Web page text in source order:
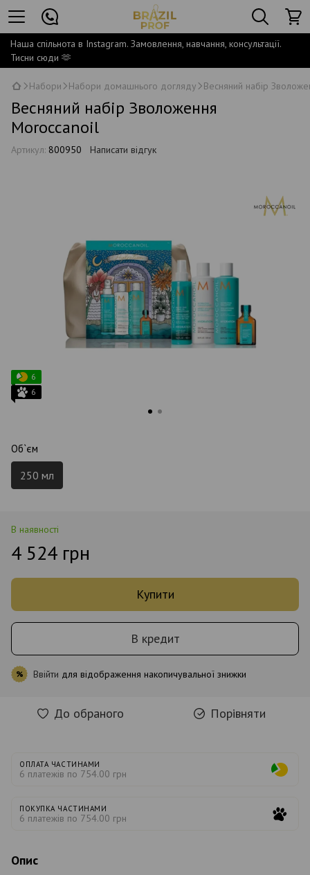
Наша спільнота в Instagram. Замовлення, навчання, консультації.
Тисни сюди 🫶
Набори Набори домашнього догляду Весняний набір
Весняний набір Зволоження
Moroccanoil
Артикул: 800950 Написати відгук
6
6
Об`єм
250 мл
В наявності
4 524 грн
Купити
В кредит
% Ввійти для відображення накопичувальної знижки
До обраного Порівняти
ОПЛАТА ЧАСТИНАМИ
6 платежів по 754.00 грн
ПОКУПКА ЧАСТИНАМИ
6 платежів по 754.00 грн
Опис